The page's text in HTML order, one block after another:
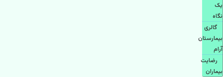
یک
نگاه
گالری
بیمارستان
آرام
رضایت
بیماران